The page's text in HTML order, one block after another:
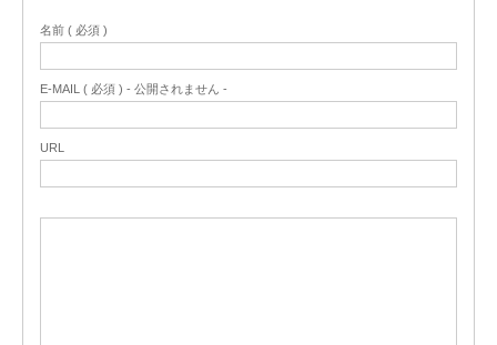
名前 ( 必須 )
E-MAIL ( 必須 ) - 公開されません -
URL